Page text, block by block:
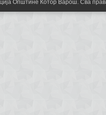
Општине Котор Варош. Сва